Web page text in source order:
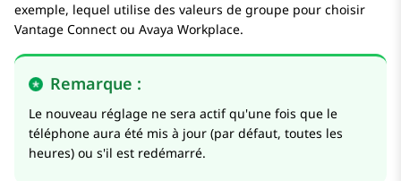
exemple, lequel utilise des valeurs de groupe pour choisir
Vantage Connect ou Avaya Workplace.
Remarque :
Le nouveau réglage ne sera actif qu'une fois que le
téléphone aura été mis à jour (par défaut, toutes les
heures) ou s'il est redémarré.